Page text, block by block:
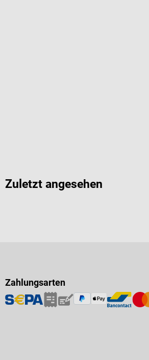
Zuletzt angesehen
Zahlungsarten